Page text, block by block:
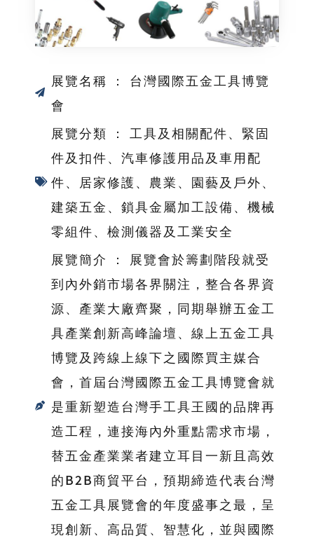
展覽名稱 ： 台灣國際五金工具博覽
會
展覽分類 ： 工具及相關配件、緊固
件及扣件、汽車修護用品及車用配
件、居家修護、農業、園藝及戶外、
建築五金、鎖具金屬加工設備、機械
零組件、檢測儀器及工業安全
展覽簡介 ： 展覽會於籌劃階段就受
到內外銷市場各界關注，整合各界資
源、產業大廠齊聚，同期舉辦五金工
具產業創新高峰論壇、線上五金工具
博覽及跨線上線下之國際買主媒合
會，首屆台灣國際五金工具博覽會就
是重新塑造台灣手工具王國的品牌再
造工程，連接海內外重點需求市場，
替五金產業業者建立耳目一新且高效
的B2B商貿平台，預期締造代表台灣
五金工具展覽會的年度盛事之最，呈
現創新、高品質、智慧化，並與國際